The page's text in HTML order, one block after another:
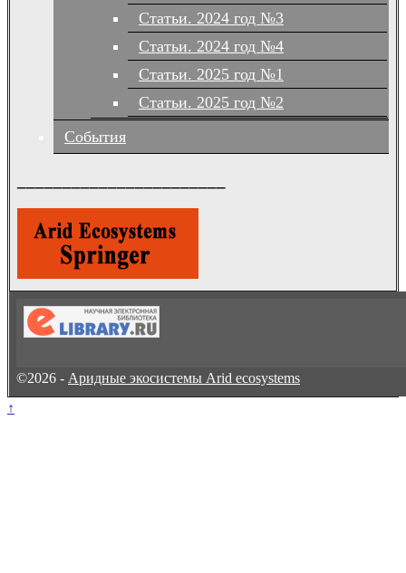
Статьи. 2024 год №3
Статьи. 2024 год №4
Статьи. 2025 год №1
Статьи. 2025 год №2
События
©2026 - Аридные экосистемы Arid ecosystems
↑